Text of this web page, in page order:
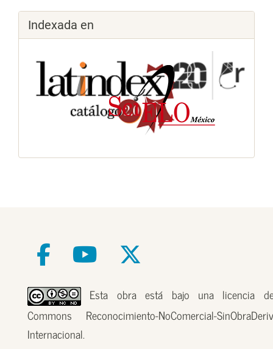
Indexada en
Esta obra está bajo una licencia
Commons Reconocimiento-NoComercial-
Internacional.